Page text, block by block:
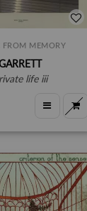
FROM MEMORY
life iii